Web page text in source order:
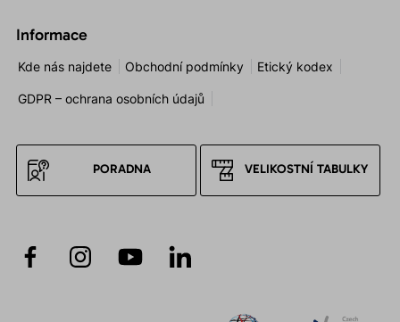
Informace
Kde nás najdete Obchodní podmínky Etický kodex
GDPR – ochrana osobních údajů
PORADNA VELIKOSTNÍ TABULKY